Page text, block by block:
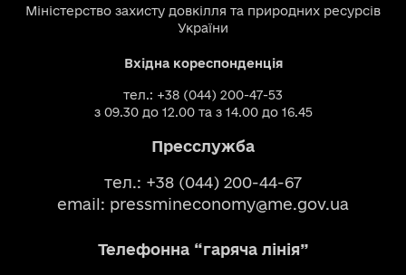
Міністерство захисту довкілля та природних ресурсів
України
Вхідна кореспонденція
тел.: +38 (044) 200-47-53
з 09.30 до 12.00 та з 14.00 до 16.45
Пресслужба
тел.: +38 (044) 200-44-67
email: pressmineconomy@me.gov.ua
Телефонна “гаряча лінія”